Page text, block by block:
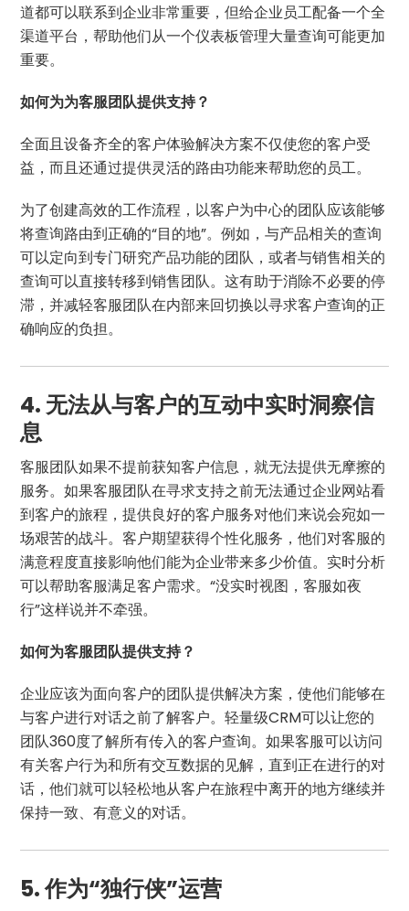
道都可以联系到企业非常重要，但给企业员工配备一个全
渠道平台，帮助他们从一个仪表板管理大量查询可能更加
重要。
如何为为客服团队提供支持？
全面且设备齐全的客户体验解决方案不仅使您的客户受
益，而且还通过提供灵活的路由功能来帮助您的员工。
为了创建高效的工作流程，以客户为中心的团队应该能够
将查询路由到正确的“目的地”。例如，与产品相关的查询
可以定向到专门研究产品功能的团队，或者与销售相关的
查询可以直接转移到销售团队。这有助于消除不必要的停
滞，并减轻客服团队在内部来回切换以寻求客户查询的正
确响应的负担。
4. 无法从与客户的互动中实时洞察信
息
客服团队如果不提前获知客户信息，就无法提供无摩擦的
服务。如果客服团队在寻求支持之前无法通过企业网站看
到客户的旅程，提供良好的客户服务对他们来说会宛如一
场艰苦的战斗。客户期望获得个性化服务，他们对客服的
满意程度直接影响他们能为企业带来多少价值。实时分析
可以帮助客服满足客户需求。“没实时视图，客服如夜
行”这样说并不牵强。
如何为客服团队提供支持？
企业应该为面向客户的团队提供解决方案，使他们能够在
与客户进行对话之前了解客户。轻量级CRM可以让您的
团队360度了解所有传入的客户查询。如果客服可以访问
有关客户行为和所有交互数据的见解，直到正在进行的对
话，他们就可以轻松地从客户在旅程中离开的地方继续并
保持一致、有意义的对话。
5. 作为“独行侠”运营